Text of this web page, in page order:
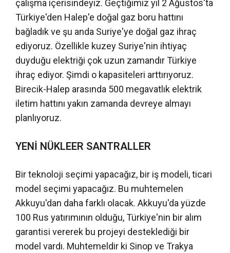
çalışma içerisindeyiz. Geçtiğimiz yıl 2 Ağustos'ta
Türkiye'den Halep'e doğal gaz boru hattını
bağladık ve şu anda Suriye'ye doğal gaz ihraç
ediyoruz. Özellikle kuzey Suriye'nin ihtiyaç
duyduğu elektriği çok uzun zamandır Türkiye
ihraç ediyor. Şimdi o kapasiteleri arttırıyoruz.
Birecik-Halep arasında 500 megavatlık elektrik
iletim hattını yakın zamanda devreye almayı
planlıyoruz.
YENİ NÜKLEER SANTRALLER
Bir teknoloji seçimi yapacağız, bir iş modeli, ticari
model seçimi yapacağız. Bu muhtemelen
Akkuyu'dan daha farklı olacak. Akkuyu'da yüzde
100 Rus yatırımının olduğu, Türkiye'nin bir alım
garantisi vererek bu projeyi desteklediği bir
model vardı. Muhtemeldir ki Sinop ve Trakya